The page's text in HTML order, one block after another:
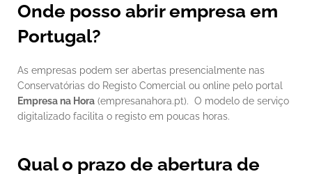
Onde posso abrir empresa em
Portugal?
As empresas podem ser abertas presencialmente nas
Empresa na Hora (empresanahora.pt).  O modelo de serviço
digitalizado facilita o registo em poucas horas.
Qual o prazo de abertura de